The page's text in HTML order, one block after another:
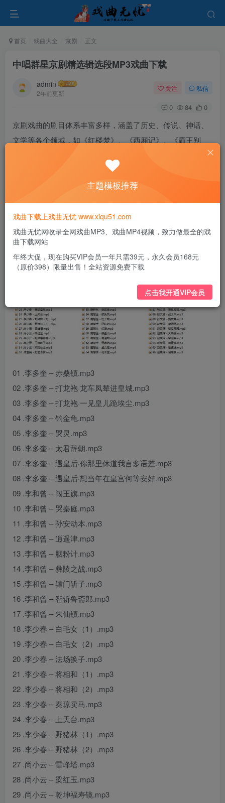
首页 戏曲大全 京剧 正文
中唱群星京剧精选辑选段MP3戏曲下载
admin
2年前更新
关注 私信
0 84 0
京剧戏曲的剧目体系丰富多样，涵盖了历史、传说、神话、
文学等各个领域，如《红楼梦》、《西厢记》、《霸王别
姬》等。这些剧目不仅在情节上曲折多变，人物性格丰富，
而且在音乐、唱腔、舞蹈等方面都具有独特魅力，成为了京
剧戏曲艺术的重要组成部分。
01 .李多奎 – 赤桑镇.mp3
02 .李多奎 – 打龙袍·龙车凤辇进皇城.mp3
03 .李多奎 – 打龙袍·一见皇儿跪埃尘.mp3
04 .李多奎 – 钓金龟.mp3
05 .李多奎 – 哭灵.mp3
06 .李多奎 – 太君辞朝.mp3
07 .李多奎 – 遇皇后·你那里休道我言多语差.mp3
08 .李多奎 – 遇皇后·想当年在皇宫何等安好.mp3
09 .李和曾 – 闯王旗.mp3
10 .李和曾 – 哭秦庭.mp3
11 .李和曾 – 孙安动本.mp3
12 .李和曾 – 逍遥津.mp3
13 .李和曾 – 胭粉计.mp3
14 .李和曾 – 彝陵之战.mp3
15 .李和曾 – 辕门斩子.mp3
16 .李和曾 – 智斩鲁斋郎.mp3
17 .李和曾 – 朱仙镇.mp3
18 .李少春 – 白毛女（1）.mp3
19 .李少春 – 白毛女（2）.mp3
20 .李少春 – 法场换子.mp3
21 .李少春 – 将相和（1）.mp3
22 .李少春 – 将相和（2）.mp3
23 .李少春 – 秦琼卖马.mp3
24 .李少春 – 上天台.mp3
25 .李少春 – 野猪林（1）.mp3
26 .李少春 – 野猪林（2）.mp3
27 .尚小云 – 雷峰塔.mp3
28 .尚小云 – 梁红玉.mp3
29 .尚小云 – 乾坤福寿镜.mp3
主题模板推荐
戏曲下载上戏曲无忧 www.xiqu51.com
戏曲无忧网收录全网戏曲MP3、戏曲MP4视频，致力做最全的戏
曲下载网站
年终大促，现在购买VIP会员一年只需39元，永久会员168元
（原价398）限量出售！全站资源免费下载
点击我开通VIP会员